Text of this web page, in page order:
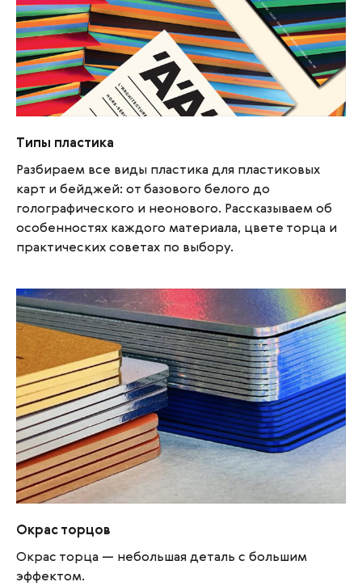
Типы пластика
Разбираем все виды пластика для пластиковых
карт и бейджей: от базового белого до
голографического и неонового. Рассказываем об
особенностях каждого материала, цвете торца и
практических советах по выбору.
Окрас торцов
Окрас торца — небольшая деталь с большим
эффектом.